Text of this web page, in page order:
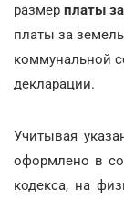
размер платы
платы за
коммунальной
декларации.
Учитывая
оформлено в
кодекса, на